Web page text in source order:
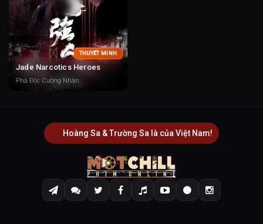
THUYẾT MINH
Jade Narcotics Heroes
Phá Độc Cường Nhân
Hoàng Sa & Trường Sa là của Việt Nam!